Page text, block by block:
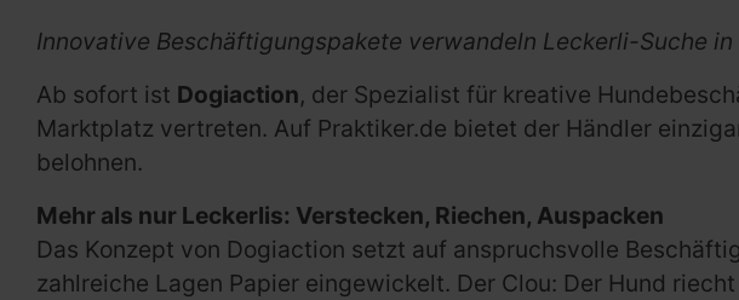
Innovative Beschäftigungspakete verwandeln Leckerli-Suche
Ab sofort ist Dogiaction, der Spezialist für kreative
Marktplatz vertreten. Auf Praktiker.de bietet der Händler
belohnen.
Mehr als nur Leckerlis: Verstecken, Riechen, Auspacken
Das Konzept von Dogiaction setzt auf anspruchsvolle
zahlreiche Lagen Papier eingewickelt. Der Clou: Der Hund